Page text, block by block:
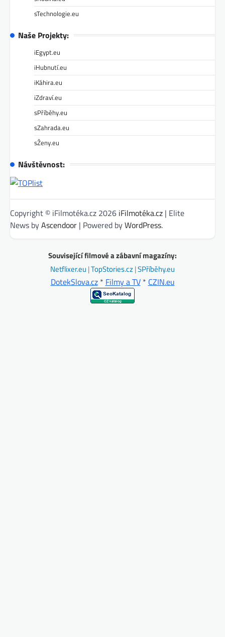
sTechnologie.eu
Naše Projekty:
iEgypt.eu
iHubnutí.eu
iKáhira.eu
iZdraví.eu
sPříběhy.eu
sZahrada.eu
sŽeny.eu
Návštěvnost:
Copyright © iFilmotéka.cz 2026 iFilmotéka.cz | Elite
News byAscendoor | Powered byWordPress.
Související filmové a zábavní magazíny:
Netflixer.eu |TopStories.cz|SPříběhy.eu
DotekSlova.cz* Filmy a TV* CZIN.eu